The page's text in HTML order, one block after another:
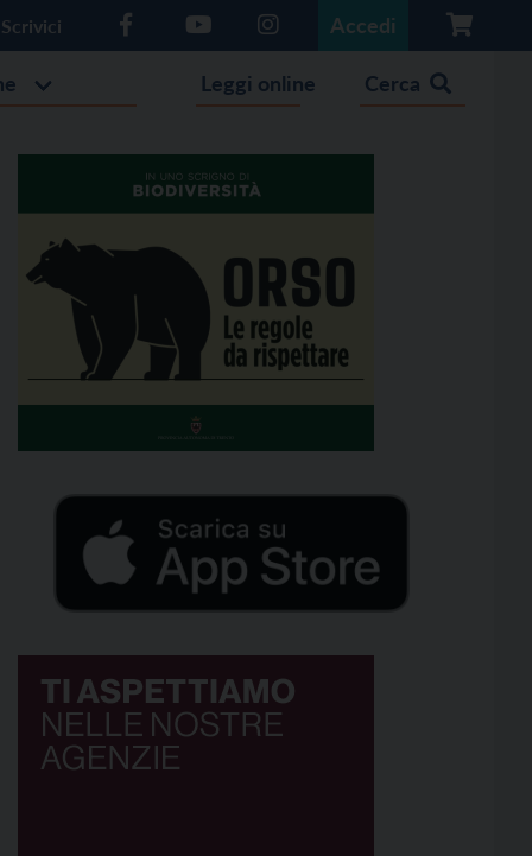
Scrivici Accedi
Leggi online Cerca